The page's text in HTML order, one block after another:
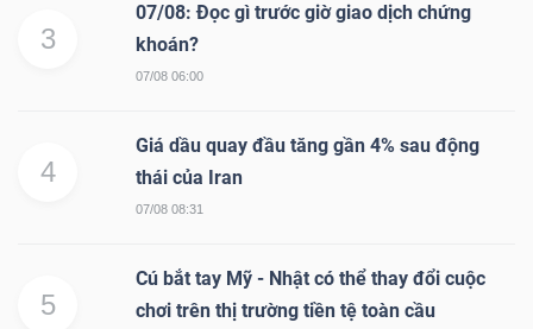
3
07/08: Đọc gì trước giờ giao dịch chứng
khoán?
07/08 06:00
4
Giá dầu quay đầu tăng gần 4% sau động
thái của Iran
07/08 08:31
5
Cú bắt tay Mỹ - Nhật có thể thay đổi cuộc
chơi trên thị trường tiền tệ toàn cầu